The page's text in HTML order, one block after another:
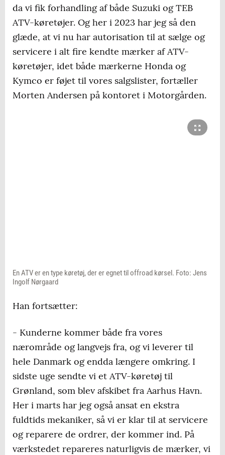
da vi fik forhandling af både Suzuki og TEB
ATV-køretøjer. Og her i 2023 har jeg så den
glæde, at vi nu har autorisation til at sælge og
servicere i alt fire kendte mærker af ATV-
køretøjer, idet både mærkerne Honda og
Kymco er føjet til vores salgslister, fortæller
Morten Andersen på kontoret i Motorgården.
En ATV er en type køretøj, der er egnet til offroad kørsel. Foto: Jens
Ingolf Nørgaard
Han fortsætter:
- Kunderne kommer både fra vores
nærområde og langvejs fra, og vi leverer til
hele Danmark og endda længere omkring. I
sidste uge sendte vi et ATV-køretøj til
Grønland, som blev afskibet fra Aarhus Havn.
Her i marts har jeg også ansat en ekstra
fuldtids mekaniker, så vi er klar til at servicere
og reparere de ordrer, der kommer ind. På
værkstedet repareres naturligvis de mærker, vi